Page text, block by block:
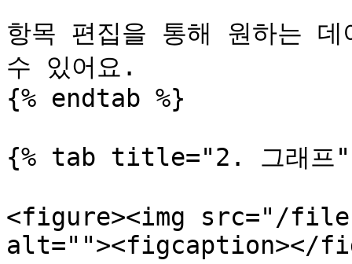
항목 편집을 통해 원하는
수 있어요.
{% endtab %}
{% tab title="2. 그래프"
<figure><img src="/
alt=""><figcaption></